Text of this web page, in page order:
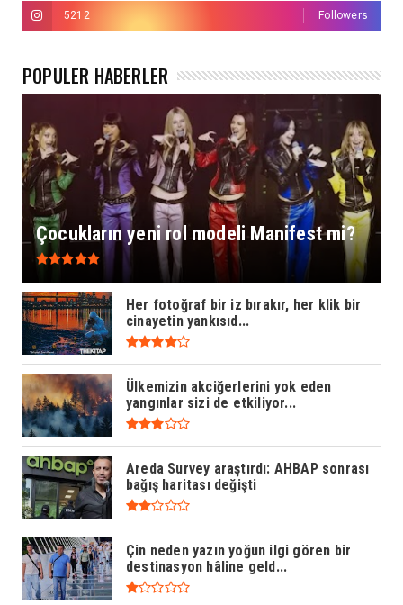
5212 Followers
POPÜLER HABERLER
Çocukların yeni rol modeli Manifest mi?
Her fotoğraf bir iz bırakır, her klik bir
cinayetin yankısıd...
Ülkemizin akciğerlerini yok eden
yangınlar sizi de etkiliyor...
Areda Survey araştırdı: AHBAP sonrası
bağış haritası değişti
Çin neden yazın yoğun ilgi gören bir
destinasyon hâline geld...